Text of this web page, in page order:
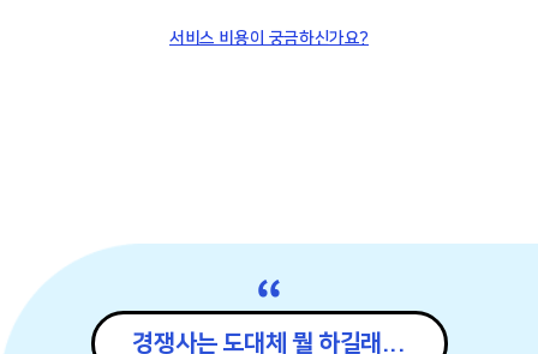
서비스 비용이 궁금하신가요?
“
경쟁사는 도대체 뭘 하길래...